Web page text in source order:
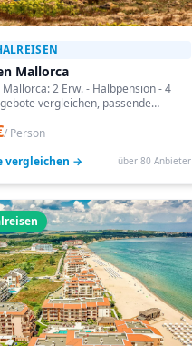
Mallorca
2 Erw. - Halbpension - 4
vergleichen, passende
/ Person
vergleichen →
über 80 Anbieter